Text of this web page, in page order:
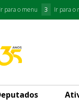
Ir para o menu 3 Ir para o